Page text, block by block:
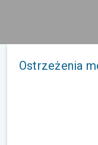
Ostrzeżenia